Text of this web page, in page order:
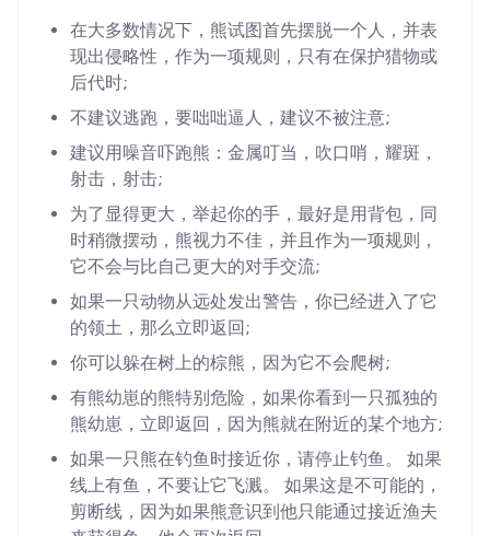
在大多数情况下，熊试图首先摆脱一个人，并表
现出侵略性，作为一项规则，只有在保护猎物或
后代时;
不建议逃跑，要咄咄逼人，建议不被注意;
建议用噪音吓跑熊：金属叮当，吹口哨，耀斑，
射击，射击;
为了显得更大，举起你的手，最好是用背包，同
时稍微摆动，熊视力不佳，并且作为一项规则，
它不会与比自己更大的对手交流;
如果一只动物从远处发出警告，你已经进入了它
的领土，那么立即返回;
你可以躲在树上的棕熊，因为它不会爬树;
有熊幼崽的熊特别危险，如果你看到一只孤独的
熊幼崽，立即返回，因为熊就在附近的某个地方;
如果一只熊在钓鱼时接近你，请停止钓鱼。 如果
线上有鱼，不要让它飞溅。 如果这是不可能的，
剪断线，因为如果熊意识到他只能通过接近渔夫